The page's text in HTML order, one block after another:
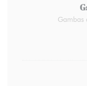
Gambas